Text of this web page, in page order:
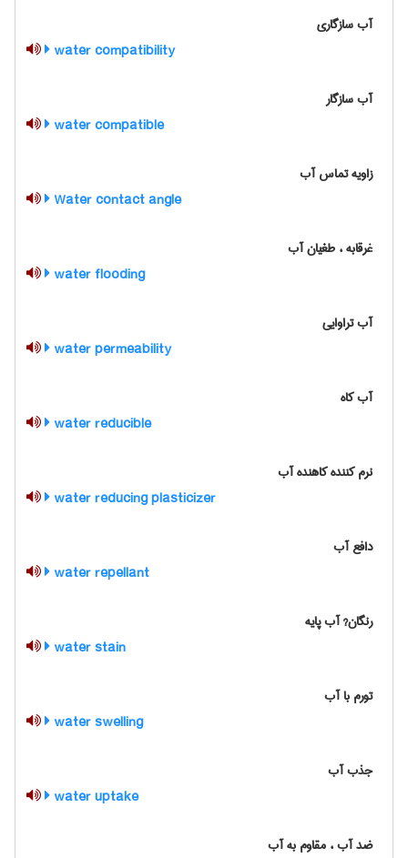
آب سازگاری
water compatibility
آب سازگار
water compatible
زاویه تماس آب
Water contact angle
غرقابه ، طغیان آب
water flooding
آب تراوایی
water permeability
آب کاه
water reducible
نرم کننده کاهنده آب
water reducing plasticizer
دافع آب
water repellant
رنگان? آب پایه
water stain
تورم با آب
water swelling
جذب آب
water uptake
ضد آب ، مقاوم به آب